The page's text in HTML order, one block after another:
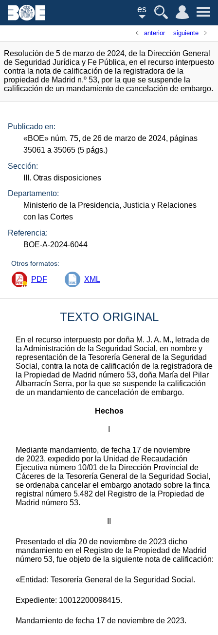
es
anterior siguiente
Resolución de 5 de marzo de 2024, de la Dirección General
de Seguridad Jurídica y Fe Pública, en el recurso interpuesto
contra la nota de calificación de la registradora de la
propiedad de Madrid n.º 53, por la que se suspende la
calificación de un mandamiento de cancelación de embargo.
Publicado en:
«BOE» núm. 75, de 26 de marzo de 2024, páginas
35061 a 35065 (5 págs.)
Sección:
III. Otras disposiciones
Departamento:
Ministerio de la Presidencia, Justicia y Relaciones
con las Cortes
Referencia:
BOE-A-2024-6044
Otros formatos:
PDF XML
TEXTO ORIGINAL
En el recurso interpuesto por doña M. J. A. M., letrada de
la Administración de la Seguridad Social, en nombre y
representación de la Tesorería General de la Seguridad
Social, contra la nota de calificación de la registradora de
la Propiedad de Madrid número 53, doña María del Pilar
Albarracín Serra, por la que se suspende la calificación
de un mandamiento de cancelación de embargo.
Hechos
Mediante mandamiento, de fecha 17 de noviembre
de 2023, expedido por la Unidad de Recaudación
Ejecutiva número 10/01 de la Dirección Provincial de
Cáceres de la Tesorería General de la Seguridad Social,
se ordenaba cancelar el embargo anotado sobre la finca
registral número 5.482 del Registro de la Propiedad de
Madrid número 53.
Presentado el día 20 de noviembre de 2023 dicho
mandamiento en el Registro de la Propiedad de Madrid
número 53, fue objeto de la siguiente nota de calificación:
«Entidad: Tesorería General de la Seguridad Social.
Expediente: 10012200098415.
Mandamiento de fecha 17 de noviembre de 2023.